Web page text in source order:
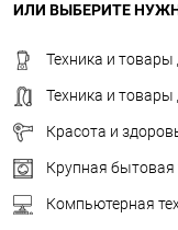
ИЛИ ВЫБЕРИТЕ
Техника и товары
Техника и
Красота и
Крупная бытовая
Компьютерная